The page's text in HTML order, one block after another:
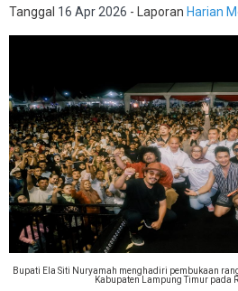
Tanggal 16 Apr 2026 - Laporan Harian
Bupati Ela Siti Nuryamah menghadiri pembukaan
Kabupaten Lampung Timur pada